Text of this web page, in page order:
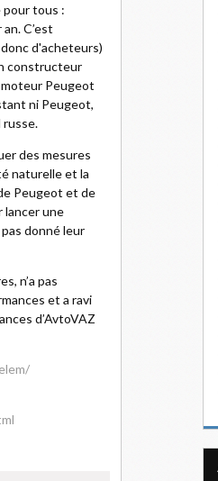
pour tous :
C’est
d'acheteurs)
constructeur
moteur Peugeot
ni Peugeot,
russe.
des mesures
naturelle et la
Peugeot et de
lancer une
pas donné leur
n’a pas
et a ravi
d’AvtoVAZ